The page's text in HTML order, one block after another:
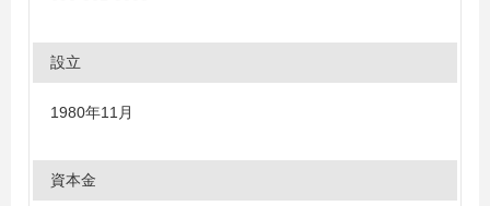
設立
1980年11月
資本金